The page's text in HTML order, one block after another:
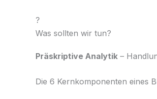
?
Was sollten wir tun?
Präskriptive Analytik –
Die 6 Kernkomponenten eines